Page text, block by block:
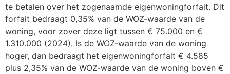
te betalen over het zogenaamde eigenwoningforfait. Dit
forfait bedraagt 0,35% van de WOZ-waarde van de
woning, voor zover deze ligt tussen € 75.000 en €
1.310.000 (2024). Is de WOZ-waarde van de woning
hoger, dan bedraagt het eigenwoningforfait € 4.585
plus 2,35% van de WOZ-waarde van de woning boven €